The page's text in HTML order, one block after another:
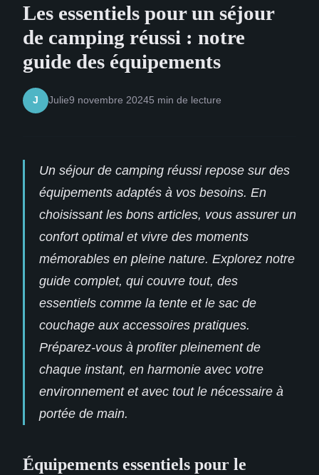
Les essentiels pour un séjour
de camping réussi : notre
guide des équipements
J Julie9 novembre 20245 min de lecture
Un séjour de camping réussi repose sur des
équipements adaptés à vos besoins. En
choisissant les bons articles, vous assurer un
confort optimal et vivre des moments
mémorables en pleine nature. Explorez notre
guide complet, qui couvre tout, des
essentiels comme la tente et le sac de
couchage aux accessoires pratiques.
Préparez-vous à profiter pleinement de
chaque instant, en harmonie avec votre
environnement et avec tout le nécessaire à
portée de main.
Équipements essentiels pour le